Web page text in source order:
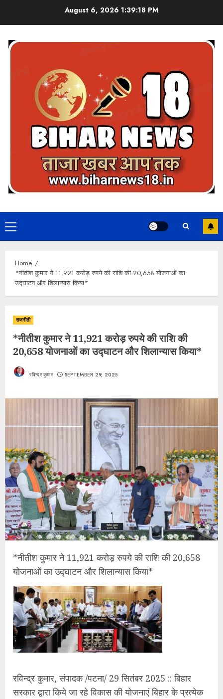
August 6, 2026 1:39:19 PM
Primary
Menu
Home
*नीतीश कुमार ने 11,921 करोड़ रुपये की राशि की 20,658 योजनाओं का
उद्घाटन और शिलान्यास किया*
राजनीती
*नीतीश कुमार ने 11,921 करोड़ रुपये की राशि की
20,658 योजनाओं का उद्घाटन और शिलान्यास किया*
रविन्द्र कुमार SEPTEMBER 29, 2025
*नीतीश कुमार ने 11,921 करोड़ रुपये की राशि की 20,658
योजनाओं का उद्घाटन और शिलान्यास किया*
रविन्द्र कुमार, संपादक /पटना/ 29 सितंबर 2025 :: बिहार
सरकार द्वारा किये जा रहे विकास की योजनाएं बिहार के प्रत्येक